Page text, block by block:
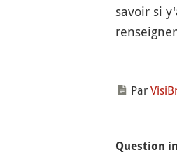
savoir si
Par
Question